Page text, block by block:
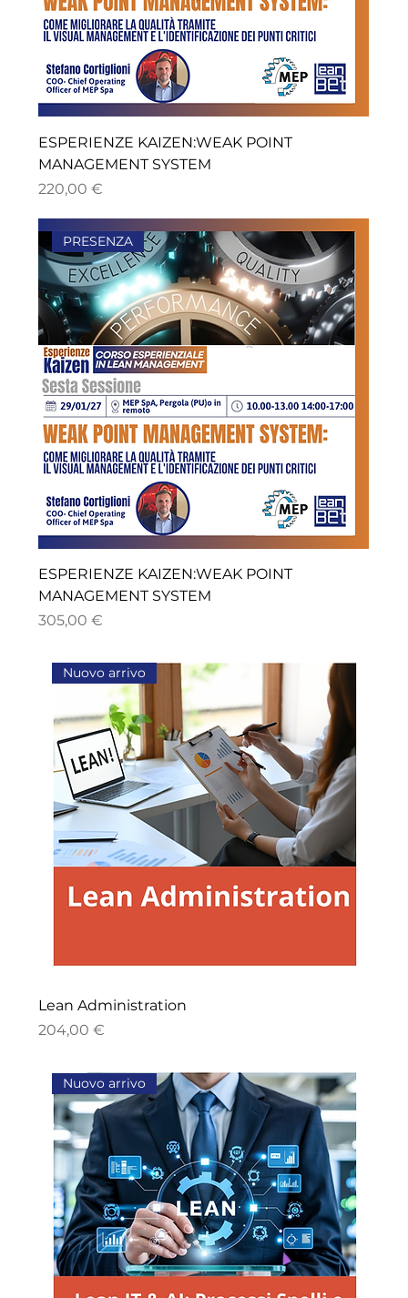
ESPERIENZE KAIZEN:WEAK POINT
MANAGEMENT SYSTEM
Prezzo
220,00 €
PRESENZA
ESPERIENZE KAIZEN:WEAK POINT
MANAGEMENT SYSTEM
Prezzo
305,00 €
Nuovo arrivo
Lean Administration
Prezzo
204,00 €
Nuovo arrivo